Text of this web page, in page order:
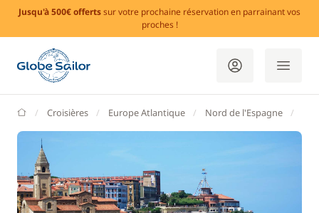
Jusqu'à 500€ offertssur votre prochaine réservation en parrainant vos
proches !
GlobeSailor
Croisières Europe Atlantique Nord de l'Espagne